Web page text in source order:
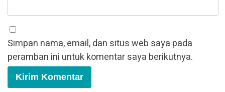
Simpan nama, email, dan situs web saya pada
peramban ini untuk komentar saya berikutnya.